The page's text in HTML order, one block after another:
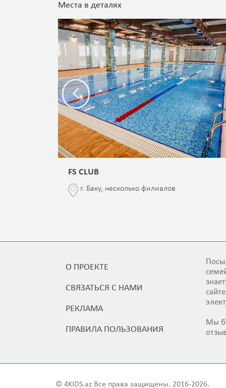
Места в деталях
FS CLUB
г. Баку, несколько филиалов
О ПРОЕКТЕ
СВЯЗАТЬСЯ С НАМИ
РЕКЛАМА
ПРАВИЛА ПОЛЬЗОВАНИЯ
Мы
© 4KIDS.az Все права защищены. 2016-2026.